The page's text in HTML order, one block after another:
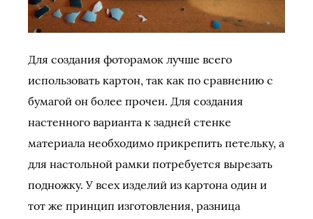
Для создания фоторамок лучше всего
использовать картон, так как по сравнению с
бумагой он более прочен. Для создания
настенного варианта к задней стенке
материала необходимо прикрепить петельку, а
для настольной рамки потребуется вырезать
подножку. У всех изделий из картона один и
тот же принцип изготовления, разница